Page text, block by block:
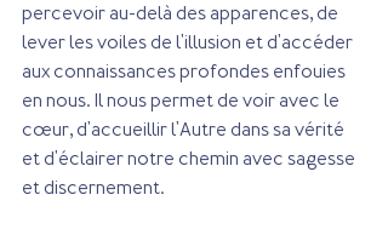
percevoir au-delà des apparences, de
lever les voiles de l'illusion et d'accéder
aux connaissances profondes enfouies
en nous. Il nous permet de voir avec le
cœur, d'accueillir l'Autre dans sa vérité
et d'éclairer notre chemin avec sagesse
et discernement.